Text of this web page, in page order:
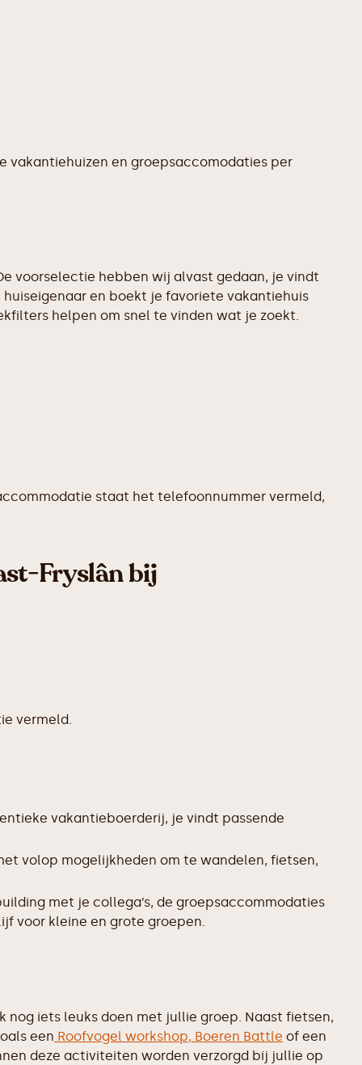
vakantiehuizen en groepsaccomodaties per
voorselectie hebben wij alvast gedaan, je vindt
en boekt je favoriete vakantiehuis
helpen om snel te vinden wat je zoekt.
staat het telefoonnummer vermeld,
Fryslân bij
vermeld.
vakantieboerderij, je vindt passende
volop mogelijkheden om te wandelen, fietsen,
met je collega’s, de groepsaccommodaties
voor kleine en grote groepen.
iets leuks doen met jullie groep. Naast fietsen,
een Roofvogel workshop, Boeren Battle of een
deze activiteiten worden verzorgd bij jullie op